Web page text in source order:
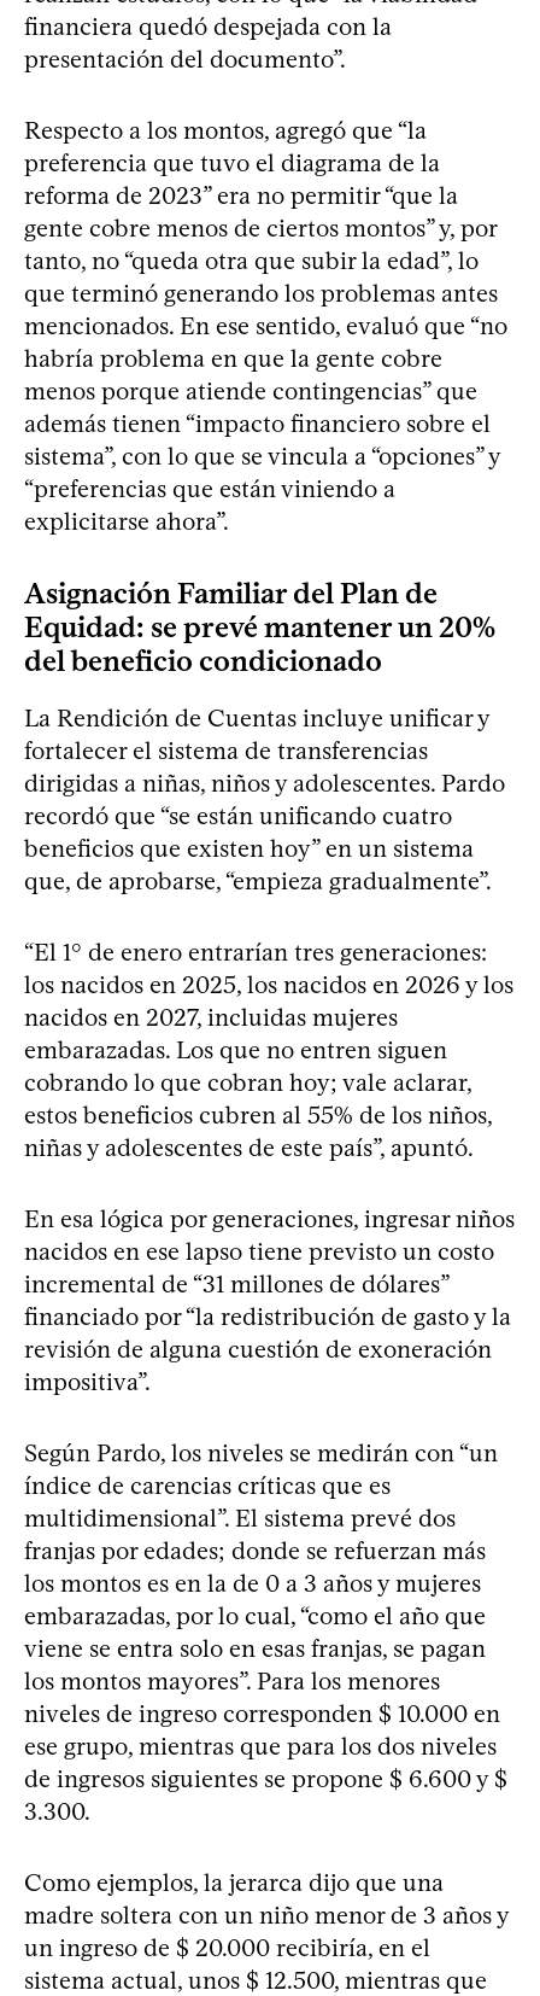
financiera quedó despejada con la
presentación del documento”.
Respecto a los montos, agregó que “la
preferencia que tuvo el diagrama de la
reforma de 2023” era no permitir “que la
gente cobre menos de ciertos montos” y, por
tanto, no “queda otra que subir la edad”, lo
que terminó generando los problemas antes
mencionados. En ese sentido, evaluó que “no
habría problema en que la gente cobre
menos porque atiende contingencias” que
además tienen “impacto financiero sobre el
sistema”, con lo que se vincula a “opciones” y
“preferencias que están viniendo a
explicitarse ahora”.
Asignación Familiar del Plan de
Equidad: se prevé mantener un 20%
del beneficio condicionado
La Rendición de Cuentas incluye unificar y
fortalecer el sistema de transferencias
dirigidas a niñas, niños y adolescentes. Pardo
recordó que “se están unificando cuatro
beneficios que existen hoy” en un sistema
que, de aprobarse, “empieza gradualmente”.
“El 1° de enero entrarían tres generaciones:
los nacidos en 2025, los nacidos en 2026 y los
nacidos en 2027, incluidas mujeres
embarazadas. Los que no entren siguen
cobrando lo que cobran hoy; vale aclarar,
estos beneficios cubren al 55% de los niños,
niñas y adolescentes de este país”, apuntó.
En esa lógica por generaciones, ingresar niños
nacidos en ese lapso tiene previsto un costo
incremental de “31 millones de dólares”
financiado por “la redistribución de gasto y la
revisión de alguna cuestión de exoneración
impositiva”.
Según Pardo, los niveles se medirán con “un
índice de carencias críticas que es
multidimensional”. El sistema prevé dos
franjas por edades; donde se refuerzan más
los montos es en la de 0 a 3 años y mujeres
embarazadas, por lo cual, “como el año que
viene se entra solo en esas franjas, se pagan
los montos mayores”. Para los menores
niveles de ingreso corresponden $ 10.000 en
ese grupo, mientras que para los dos niveles
de ingresos siguientes se propone $ 6.600 y $
3.300.
Como ejemplos, la jerarca dijo que una
madre soltera con un niño menor de 3 años y
un ingreso de $ 20.000 recibiría, en el
sistema actual, unos $ 12.500, mientras que